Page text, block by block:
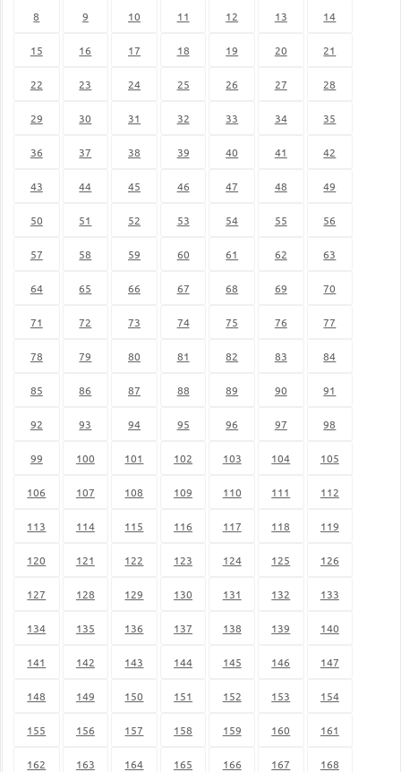
8 9 10 11 12 13 14
15 16 17 18 19 20 21
22 23 24 25 26 27 28
29 30 31 32 33 34 35
36 37 38 39 40 41 42
43 44 45 46 47 48 49
50 51 52 53 54 55 56
57 58 59 60 61 62 63
64 65 66 67 68 69 70
71 72 73 74 75 76 77
78 79 80 81 82 83 84
85 86 87 88 89 90 91
92 93 94 95 96 97 98
99 100 101 102 103 104 105
106 107 108 109 110 111 112
113 114 115 116 117 118 119
120 121 122 123 124 125 126
127 128 129 130 131 132 133
134 135 136 137 138 139 140
141 142 143 144 145 146 147
148 149 150 151 152 153 154
155 156 157 158 159 160 161
162 163 164 165 166 167 168